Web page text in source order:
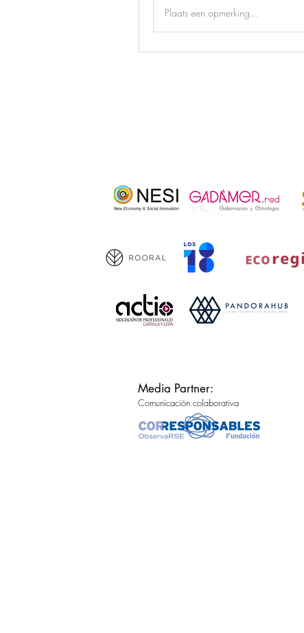
Plaats een opmerking...
Media Partner:
Comunicación colaborativa